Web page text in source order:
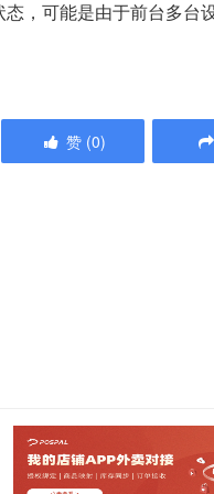
，可能是由于前台多台
赞 (0)